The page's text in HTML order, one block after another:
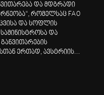
და მდგრადი
რომელსაც FAO
და სოფლის
და
ერთად, ავსტრიის...